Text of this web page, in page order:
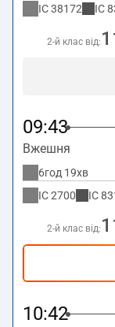
IC38172 IC
2-й клас від:
09:43
Вжешня
6год 19хв
IC2700 IC
2-й клас від:
10:42